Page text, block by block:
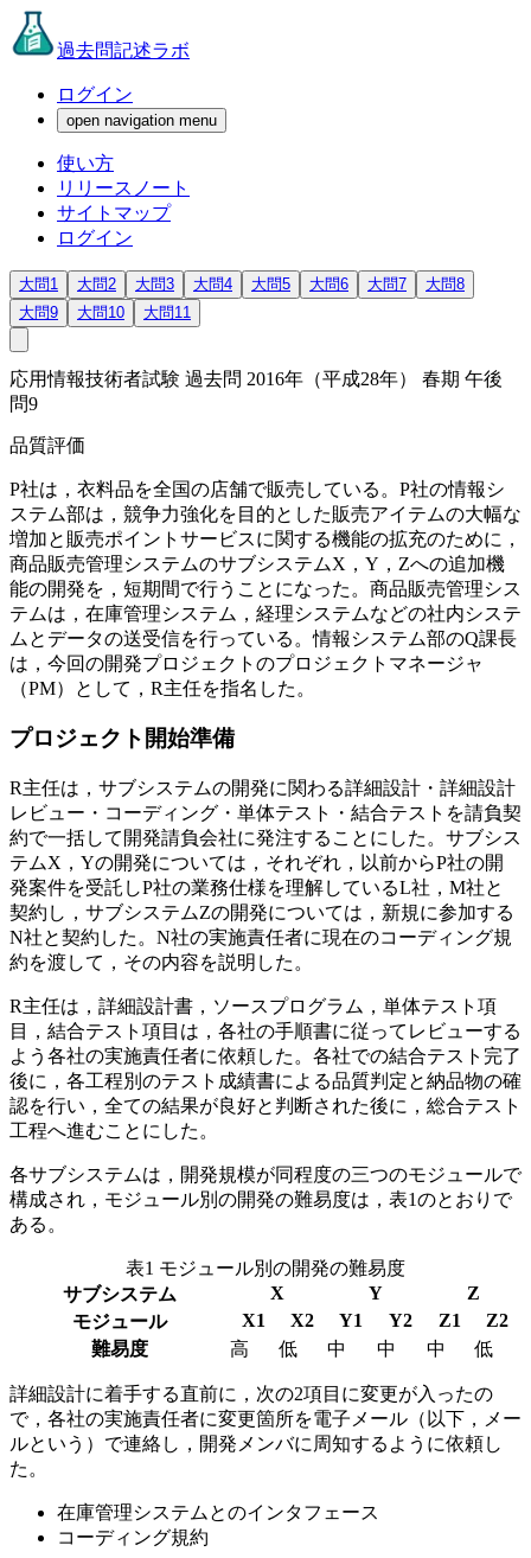
過去問記述ラボ
ログイン
open navigation menu
使い方
リリースノート
サイトマップ
ログイン
大問1 大問2 大問3 大問4 大問5 大問6 大問7
大問8
大問9
大問10 大問11
応用情報技術者試験 過去問 2016年（平成28年） 春期 午後
問9
品質評価
P社は，衣料品を全国の店舗で販売している。P社の情報シ
ステム部は，競争力強化を目的とした販売アイテムの大幅な
増加と販売ポイントサービスに関する機能の拡充のために，
商品販売管理システムのサブシステムX，Y，Zへの追加機
能の開発を，短期間で行うことになった。商品販売管理シス
テムは，在庫管理システム，経理システムなどの社内システ
ムとデータの送受信を行っている。情報システム部のQ課長
は，今回の開発プロジェクトのプロジェクトマネージャ
（PM）として，R主任を指名した。
プロジェクト開始準備
R主任は，サブシステムの開発に関わる詳細設計・詳細設計
レビュー・コーディング・単体テスト・結合テストを請負契
約で一括して開発請負会社に発注することにした。サブシス
テムX，Yの開発については，それぞれ，以前からP社の開
発案件を受託しP社の業務仕様を理解しているL社，M社と
契約し，サブシステムZの開発については，新規に参加する
N社と契約した。N社の実施責任者に現在のコーディング規
約を渡して，その内容を説明した。
R主任は，詳細設計書，ソースプログラム，単体テスト項
目，結合テスト項目は，各社の手順書に従ってレビューする
よう各社の実施責任者に依頼した。各社での結合テスト完了
後に，各工程別のテスト成績書による品質判定と納品物の確
認を行い，全ての結果が良好と判断された後に，総合テスト
工程へ進むことにした。
各サブシステムは，開発規模が同程度の三つのモジュールで
構成され，モジュール別の開発の難易度は，表1のとおりで
ある。
表1 モジュール別の開発の難易度
サブシステム
X Y
Z
モジュール
X1 X2 Y1 Y2 Z1
Z2
難易度
高 低 中 中 中 低
詳細設計に着手する直前に，次の2項目に変更が入ったの
で，各社の実施責任者に変更箇所を電子メール（以下，メー
ルという）で連絡し，開発メンバに周知するように依頼し
た。
在庫管理システムとのインタフェース
コーディング規約